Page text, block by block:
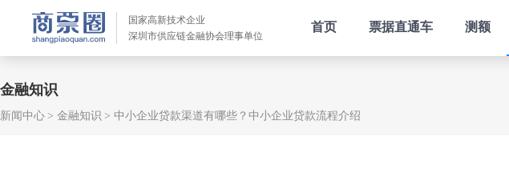
国家高新技术企业
深圳市供应链金融协会理事单位
首页 票据直通车 测额
金融知识
新闻中心 金融知识 中小企业贷款渠道有哪些？中小企业贷款流程介绍